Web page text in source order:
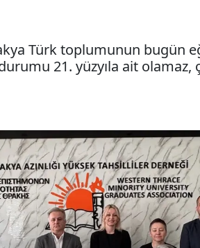
Türk toplumunun bugün
21. yüzyıla ait olamaz,